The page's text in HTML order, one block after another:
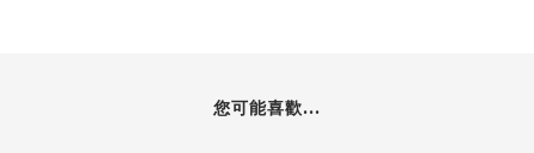
您可能喜歡...